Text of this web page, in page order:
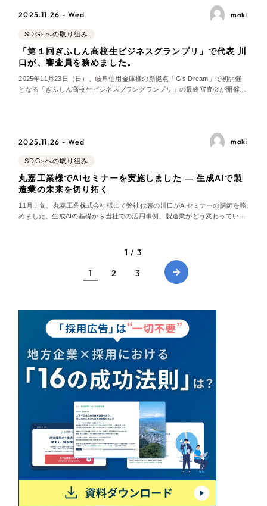
2025.11.26 - Wed maki
SDGsへの取り組み
「第１回ぎふしん高校生ビジネスグランプリ」で代表 川
口が、審査員を務めました。
2025年11月23日（日）、岐阜信用金庫様の新拠点「G’s Dream」で初開催
となる「ぎふしん高校生ビジネスプラングランプリ」の最終審査会が開催さ
2025.11.26 - Wed maki
SDGsへの取り組み
丸嘉工業様でAIセミナーを実施しました ― 生成AIで製
造業の未来を切り拓く
11月上旬、丸嘉工業株式会社様にて弊社代表の川口がAIセミナーの講師を務
めました。生成AIの基礎から当社での活用事例、製造業がどう変わっていく
ーでは、インターネットの黎明期を例1 / 3
1
2 3